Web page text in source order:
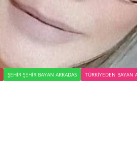
ŞEHIR ŞEHIR BAYAN ARKADAS TÜRKIYEDEN BAYAN